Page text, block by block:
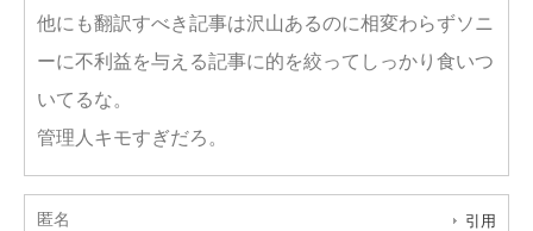
他にも翻訳すべき記事は沢山あるのに相変わらずソニ
ーに不利益を与える記事に的を絞ってしっかり食いつ
いてるな。
管理人キモすぎだろ。
匿名 引用